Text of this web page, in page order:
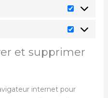
et supprimer
internet pour